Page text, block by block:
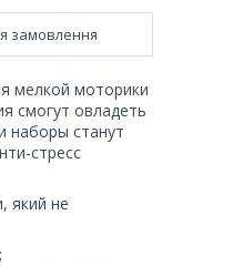
замовлення
мелкой моторики
смогут овладеть
наборы станут
стресс
який не